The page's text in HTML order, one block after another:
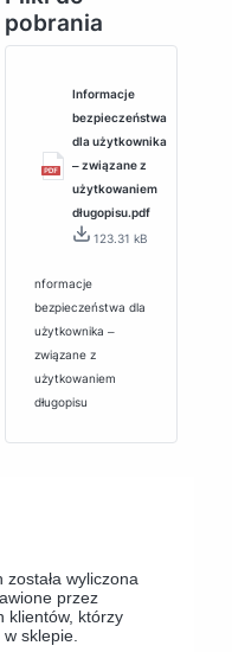
pobrania
Informacje
bezpieczeństwa
dla użytkownika
‒ związane z
użytkowaniem
długopisu.pdf
123.31 kB
nformacje
bezpieczeństwa dla
użytkownika ‒
związane z
użytkowaniem
długopisu
wyliczona
przez
klientów, którzy
sklepie.